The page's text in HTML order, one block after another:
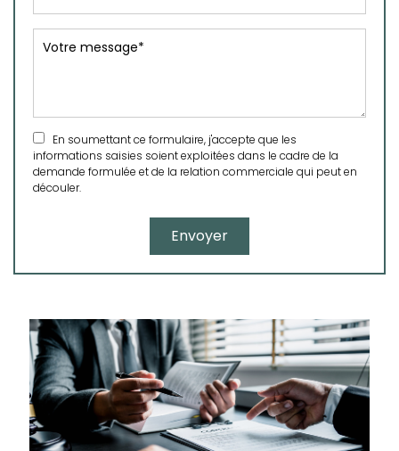
En soumettant ce formulaire, j'accepte que les
informations saisies soient exploitées dans le cadre de la
demande formulée et de la relation commerciale qui peut en
découler.